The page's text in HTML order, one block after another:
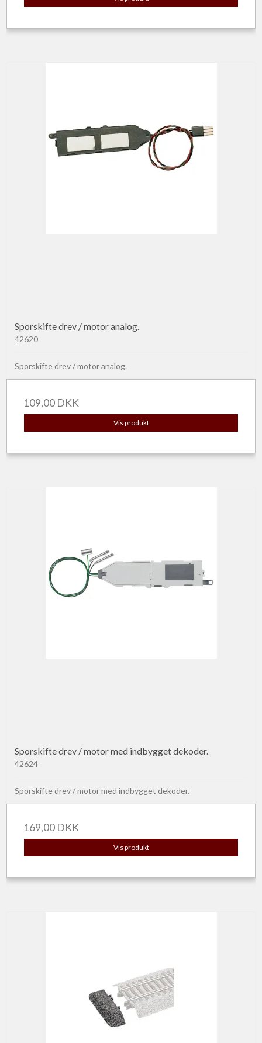
Sporskifte drev / motor analog.
42620
Sporskifte drev / motor analog.
109,00 DKK
Vis produkt
Sporskifte drev / motor med indbygget dekoder.
42624
Sporskifte drev / motor med indbygget dekoder.
169,00 DKK
Vis produkt